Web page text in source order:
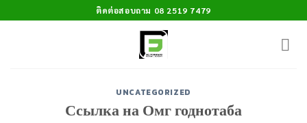
to
ติดต่อสอบถาม 08 2519 7479
UNCATEGORIZED
Ссылка на Омг годнотаба